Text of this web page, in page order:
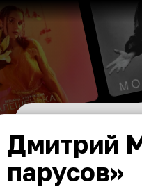
Дмитрий
парусов»